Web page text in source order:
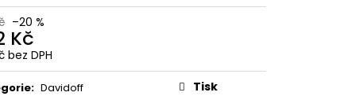
–20 %
Kč
bez DPH
: Davidoff
Tisk
CREMA PREMIUM